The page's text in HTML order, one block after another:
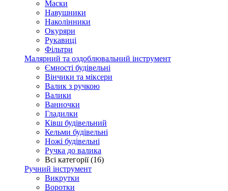
Маски
Навушники
Наколінники
Окуряри
Рукавиці
Фільтри
Малярний та оздоблювальний інструмент
Ємності будівельні
Вінчики та міксери
Валик з ручкою
Валики
Ванночки
Гладилки
Ківш будівельний
Кельми будівельні
Ножі будівельні
Ручка до валика
Всі категорії (16)
Ручний інструмент
Викрутки
Воротки